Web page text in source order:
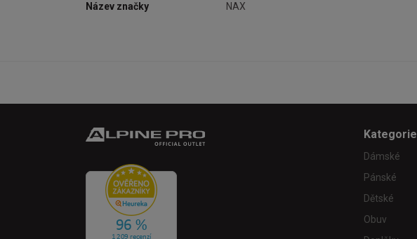
Název značky
NAX
Kategorie
Dámské
Pánské
Dětské
Obuv